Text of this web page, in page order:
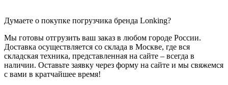
Думаете о покупке погрузчика бренда Lonking?
Мы готовы отгрузить ваш заказ в любом городе России.
Доставка осуществляется со склада в Москве, где вся
складская техника, представленная на сайте – всегда в
наличии. Оставьте заявку через форму на сайте и мы свяжемся
с вами в кратчайшее время!